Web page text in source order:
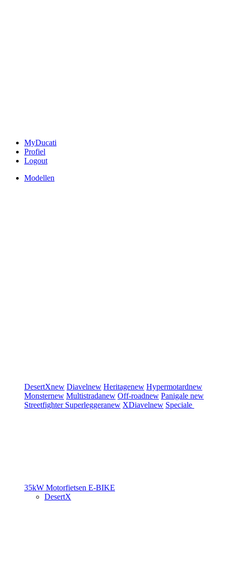
MyDucati
Profiel
Logout
Modellen
DesertXnew Diavelnew Heritagenew Hypermotardnew
Monsternew Multistradanew Off-roadnew Panigale new
Streetfighter Superleggeranew XDiavelnew Speciale
35kW Motorfietsen E-BIKE
DesertX